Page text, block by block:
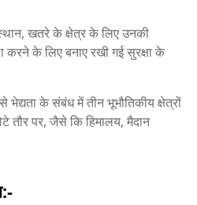
खतरे के क्षेत्र के लिए उनकी
करने के लिए बनाए रखी गई सुरक्षा के
भेद्यता के संबंध में तीन भूभौतिकीय क्षेत्रों
तौर पर, जैसे कि हिमालय, मैदान